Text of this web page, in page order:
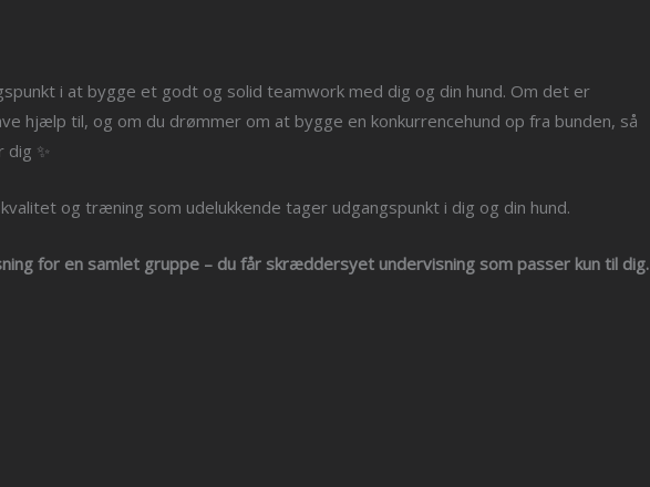
i at bygge et godt og solid teamwork med dig og din hund. Om det er
hjælp til, og om du drømmer om at bygge en konkurrencehund op fra bunden, så
✨
og træning som udelukkende tager udgangspunkt i dig og din hund.
for en samlet gruppe – du får skræddersyet undervisning som passer kun til dig.